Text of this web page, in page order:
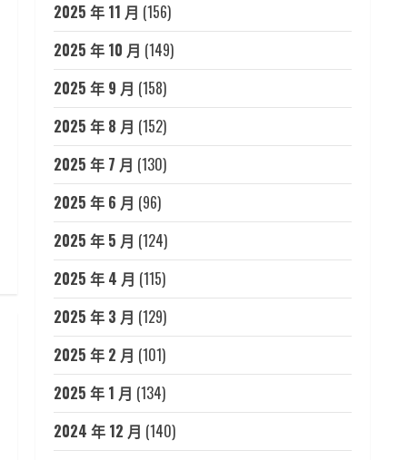
2025 年 11 月 (156)
2025 年 10 月 (149)
2025 年 9 月 (158)
2025 年 8 月 (152)
2025 年 7 月 (130)
2025 年 6 月 (96)
2025 年 5 月 (124)
2025 年 4 月 (115)
2025 年 3 月 (129)
2025 年 2 月 (101)
2025 年 1 月 (134)
2024 年 12 月 (140)